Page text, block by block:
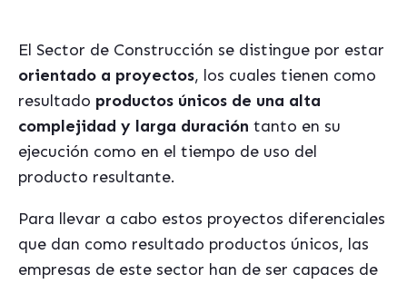
El Sector de Construcción se distingue por estar
orientado a proyectos, los cuales tienen como
resultado productos únicos de una alta
complejidad y larga duración tanto en su
ejecución como en el tiempo de uso del
producto resultante.
Para llevar a cabo estos proyectos diferenciales
que dan como resultado productos únicos, las
empresas de este sector han de ser capaces de